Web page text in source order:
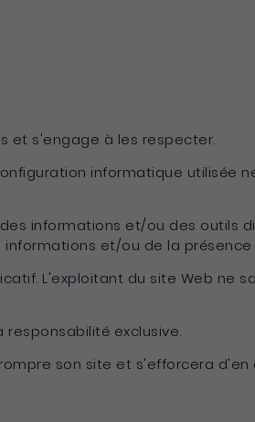
et s'engage à les respecter.
informatique utilisée
informations et/ou des outils
et/ou de la présence
L'exploitant du site Web ne
exclusive.
son site et s'efforcera d'en